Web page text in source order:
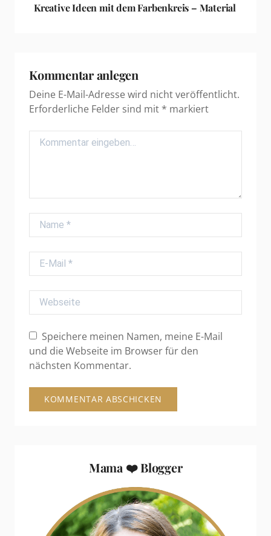
Kreative Ideen mit dem Farbenkreis – Material
Kommentar anlegen
Deine E-Mail-Adresse wird nicht veröffentlicht.
Erforderliche Felder sind mit * markiert
Comment
Name
E-Mail
Webseite
Speichere meinen Namen, meine E-Mail
und die Webseite im Browser für den
nächsten Kommentar.
Mama ❤️ Blogger